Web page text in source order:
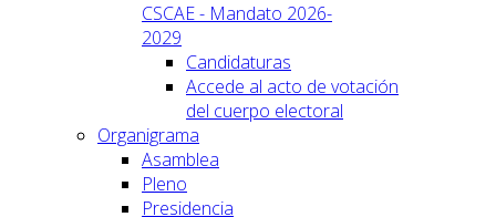
CSCAE - Mandato 2026-
2029
Candidaturas
Accede al acto de votación
del cuerpo electoral
Organigrama
Asamblea
Pleno
Presidencia